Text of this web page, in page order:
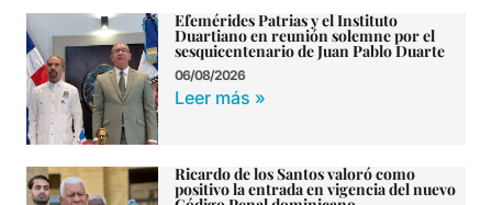
Efemérides Patrias y el Instituto
Duartiano en reunión solemne por el
sesquicentenario de Juan Pablo Duarte
06/08/2026
Leer más »
Ricardo de los Santos valoró como
positivo la entrada en vigencia del nuevo